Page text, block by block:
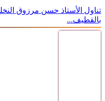
تناول الأستاذ حسن مرزوق
بالقطيف...